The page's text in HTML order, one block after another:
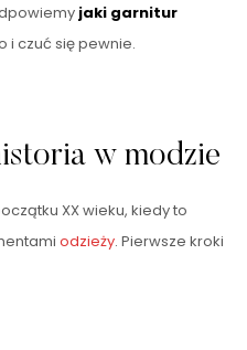
jaki garnitur
i czuć się pewnie.
w modzie
XX wieku, kiedy to
odzieży. Pierwsze kroki